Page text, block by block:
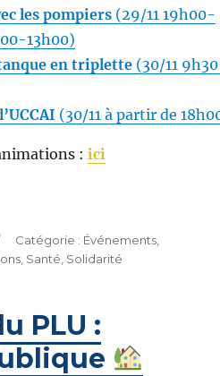
les pompiers(29/11 19h00-
13h00)
en triplette(30/11
(30/11 à partir de
: ici
Catégories
Événements,
, Santé Solidarité
PLU :